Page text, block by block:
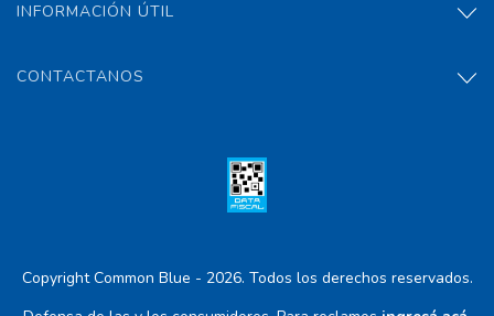
INFORMACIÓN ÚTIL
CONTACTANOS
Copyright Common Blue - 2026. Todos los derechos reservados.